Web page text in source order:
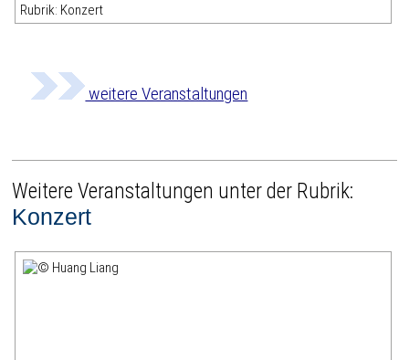
Rubrik: Konzert
weitere Veranstaltungen
Weitere Veranstaltungen unter der Rubrik:
Konzert